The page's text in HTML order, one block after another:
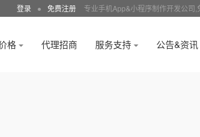
登录 ● 免费注册 专业手机App&小程序制作开发公司
格 代理招商 服务支持 公告&资讯